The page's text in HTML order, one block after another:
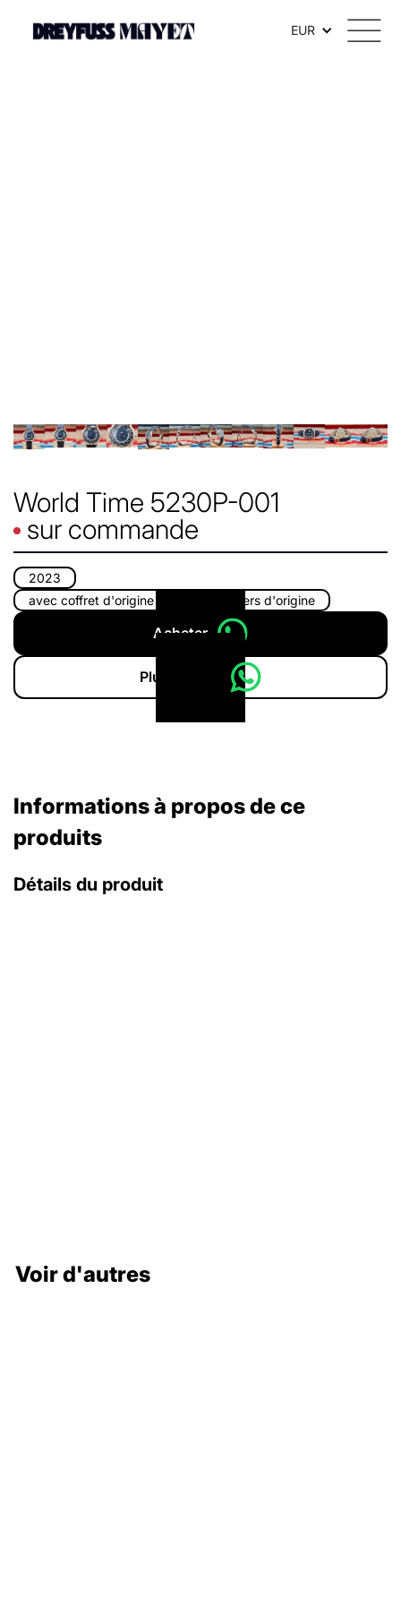
EUR
World Time 5230P-001
sur commande
2023
avec coffret d'origine
avec papiers d'origine
Acheter
Plus d'infos
Informations à propos de ce
produits
Détails du produit
Voir d'autres